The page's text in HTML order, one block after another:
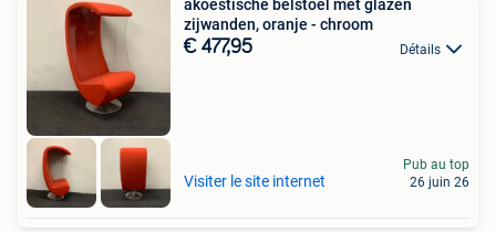
akoestische belstoel met glazen
zijwanden, oranje - chroom
€ 477,95 Détails
Visiter le site internet
Pub au top
26 juin 26